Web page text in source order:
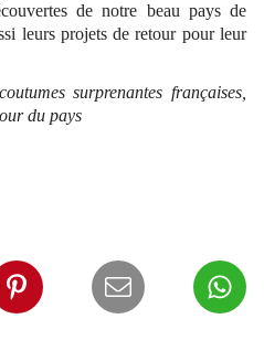
de notre beau pays de
leurs projets de retour pour leur
surprenantes françaises,
du pays